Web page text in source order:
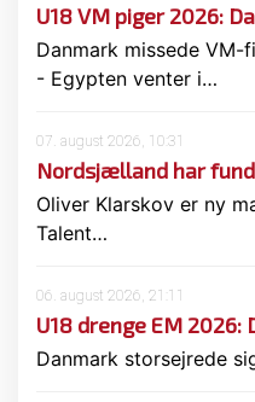
U18 VM piger 2026:
Danmark missede VM-
- Egypten venter i…
07. august 2026, 10:31
Nordsjælland har
Oliver Klarskov er ny
Talent…
06. august 2026, 21:11
U18 drenge EM
Danmark storsejrede